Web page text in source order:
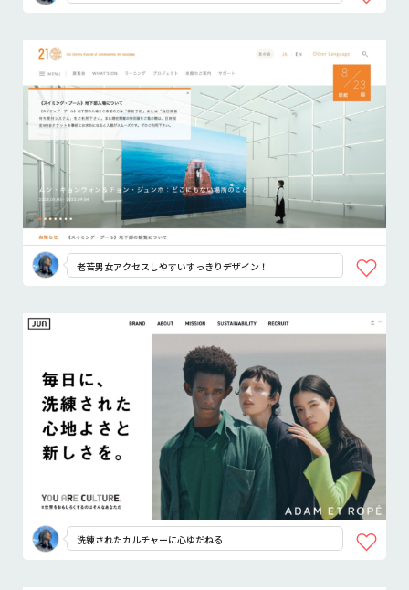
老若男女アクセスしやすいすっきりデザイン！
洗練されたカルチャーに心ゆだねる